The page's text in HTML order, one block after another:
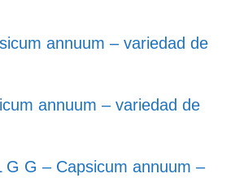
annuum – variedad de
annuum – variedad de
G G – Capsicum annuum –